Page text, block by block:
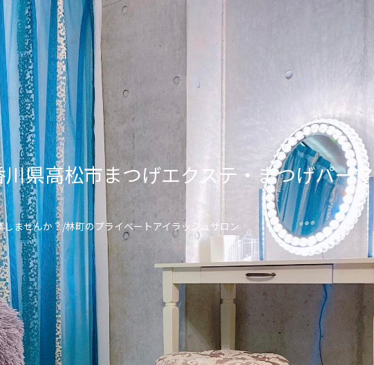
県高松市まつげエクステ・まつげパーマ
ませんか？/林町のプライベートアイラッシュサロン